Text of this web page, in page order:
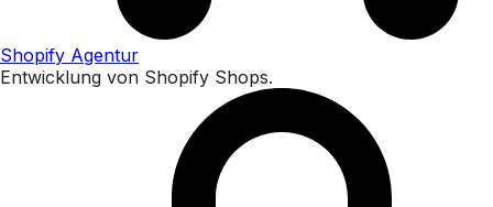
Shopify Agentur
Entwicklung von Shopify Shops.